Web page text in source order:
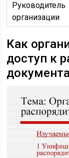
Руководитель
организации
Как
доступ к